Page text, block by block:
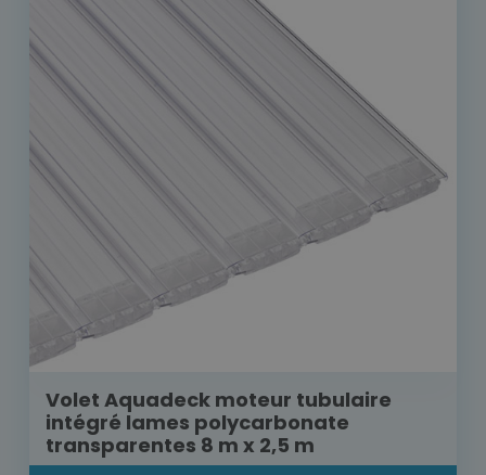
Volet Aquadeck moteur tubulaire
intégré lames polycarbonate
transparentes 8 m x 2,5 m